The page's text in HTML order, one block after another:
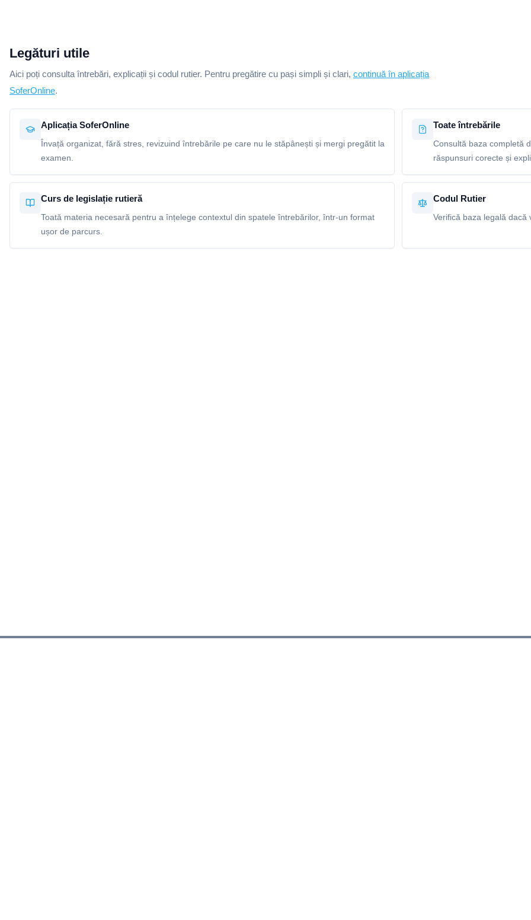
Legături utile
Aici poți consulta întrebări, explicații și codul rutier. Pentru pregătire cu pași simpli și clari, continuă în aplicația
SoferOnline.
Aplicația SoferOnline
Învață organizat, fără stres, revizuind întrebările pe care nu le stăpânești și mergi pregătit la
examen.
Toate întrebările
Consultă baza completă
răspunsuri corecte și
Curs de legislație rutieră
Toată materia necesară pentru a înțelege contextul din spatele întrebărilor, într-un format
ușor de parcurs.
Codul Rutier
Verifică baza legală dacă